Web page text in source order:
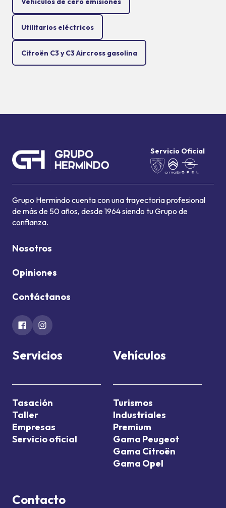
Utilitarios eléctricos
Citroën C3 y C3 Aircross gasolina
Servicio Oficial
Grupo Hermindo cuenta con una trayectoria profesional
de más de 50 años, desde 1964 siendo tu Grupo de
confianza.
Nosotros
Opiniones
Contáctanos
Servicios
Tasación
Taller
Empresas
Servicio oficial
Vehículos
Turismos
Industriales
Premium
Gama Peugeot
Gama Citroën
Gama Opel
Contacto